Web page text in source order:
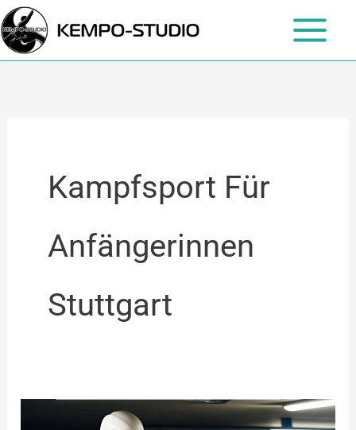
Zum
Inhalt
springen
Kampfsport Für
Anfängerinnen
Stuttgart
Selbstverteidigung